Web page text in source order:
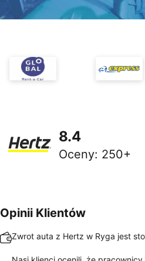
8.4
Oceny: 250+
Opinii Klientów
Zwrot auta z Hertz w Ryga jest